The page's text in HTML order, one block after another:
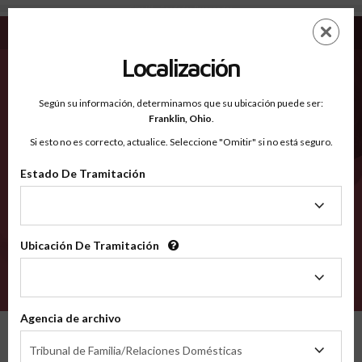
Giles VA - Condados Reconocidos
EN
Condados Reconocidos
2600
Localización
Según su información, determinamos que su ubicación puede ser:
Franklin, Ohio.
Si esto no es correcto, actualice. Seleccione "Omitir" si no está seguro.
Estado De Tramitación
Tramitación
Ubicación De Tramitación
Tramitación
Agencia de archivo
Tribunal de Familia/Relaciones Domésticas
de